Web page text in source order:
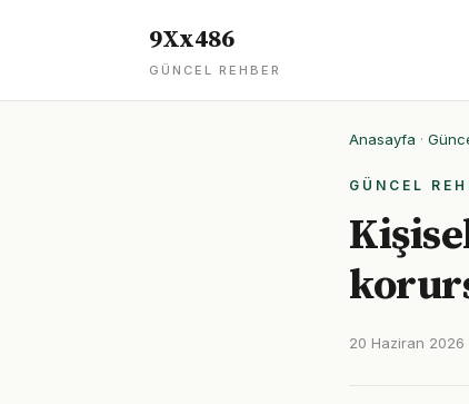
9Xx486
GÜNCEL REHBER
Anasayfa ·
GÜNCEL
20 Haziran 2026